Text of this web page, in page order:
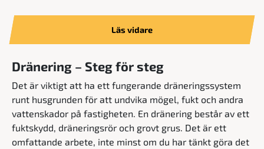
Läs vidare
Dränering – Steg för steg
Det är viktigt att ha ett fungerande dräneringssystem
runt husgrunden för att undvika mögel, fukt och andra
vattenskador på fastigheten. En dränering består av ett
fuktskydd, dräneringsrör och grovt grus. Det är ett
omfattande arbete, inte minst om du har tänkt göra det